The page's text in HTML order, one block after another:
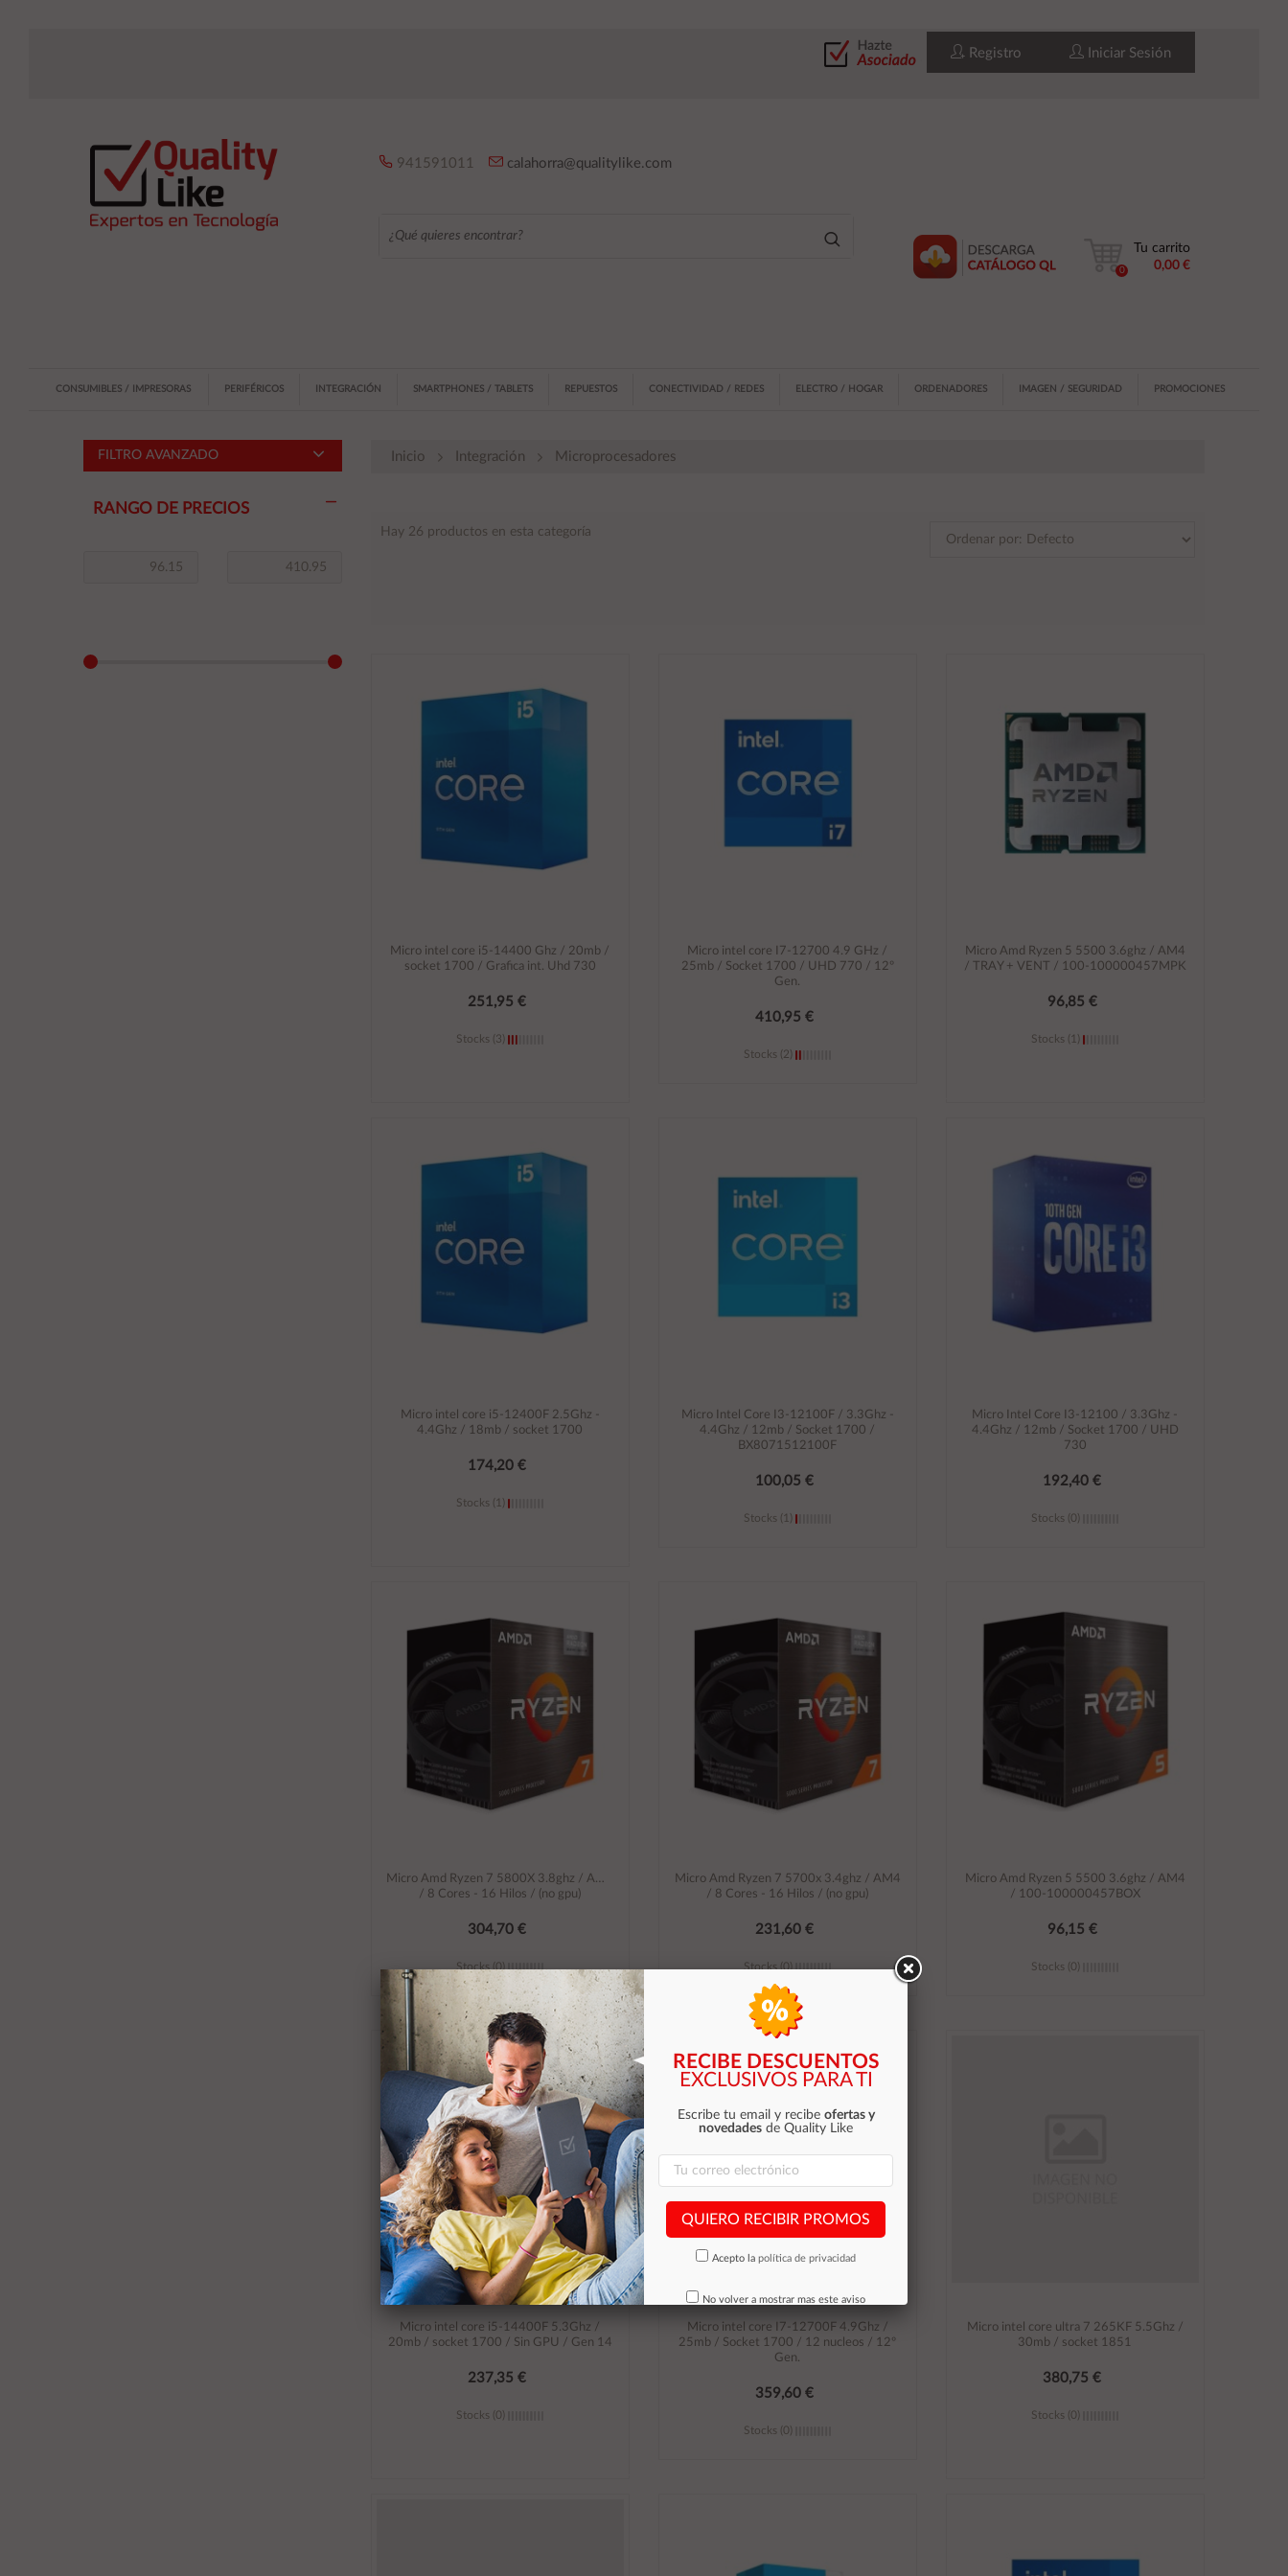
Registro Iniciar Sesión
941591011 calahorra@qualitylike.com
Tu carrito
0,00 €
0
CONSUMIBLES / IMPRESORAS PERIFÉRICOS INTEGRACIÓN SMARTPHONES / TABLETS REPUESTOS CONECTIVIDAD / REDES ELECTRO / HOGAR ORDENADORES IMAGEN / SEGURIDAD PROMOCIONES
FILTRO AVANZADO
RANGO DE PRECIOS
Inicio Integración Microprocesadores
Hay 26 productos en esta categoría
Micro intel core i5-14400 Ghz / 20mb /
socket 1700 / Grafica int. Uhd 730
251,95 €
Stocks (3)
Micro intel core I7-12700 4.9 GHz /
25mb / Socket 1700 / UHD 770 / 12º
Gen.
410,95 €
Stocks (2)
Micro Amd Ryzen 5 5500 3.6ghz / AM4
/ TRAY + VENT / 100-100000457MPK
96,85 €
Stocks (1)
Micro intel core i5-12400F 2.5Ghz -
4.4Ghz / 18mb / socket 1700
174,20 €
Stocks (1)
Micro Intel Core I3-12100F / 3.3Ghz -
4.4Ghz / 12mb / Socket 1700 /
BX8071512100F
100,05 €
Stocks (1)
Micro Intel Core I3-12100 / 3.3Ghz -
4.4Ghz / 12mb / Socket 1700 / UHD
730
192,40 €
Stocks (0)
Micro Amd Ryzen 7 5800X 3.8ghz / AM4
/ 8 Cores - 16 Hilos / (no gpu)
304,70 €
Stocks (0)
Añadir al carrito
Micro Amd Ryzen 7 5700x 3.4ghz / AM4
/ 8 Cores - 16 Hilos / (no gpu)
231,60 €
Stocks (0)
Añadir al carrito
Micro Amd Ryzen 5 5500 3.6ghz / AM4
/ 100-100000457BOX
96,15 €
Stocks (0)
Micro intel core i5-14400F 5.3Ghz /
20mb / socket 1700 / Sin GPU / Gen 14
237,35 €
Stocks (0)
Micro intel core I7-12700F 4.9Ghz /
25mb / Socket 1700 / 12 nucleos / 12º
Gen.
359,60 €
Stocks (0)
Micro intel core ultra 7 265KF 5.5Ghz /
30mb / socket 1851
380,75 €
Stocks (0)
RECIBE DESCUENTOS
EXCLUSIVOS PARA TI
Escribe tu email y recibe ofertas y
novedades de Quality Like
QUIERO RECIBIR PROMOS
Acepto la política de privacidad
No volver a mostrar mas este aviso